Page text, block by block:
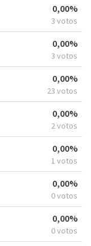
0,00%
3 votos
0,00%
3 votos
0,00%
23 votos
0,00%
2 votos
0,00%
1 votos
0,00%
0 votos
0,00%
0 votos